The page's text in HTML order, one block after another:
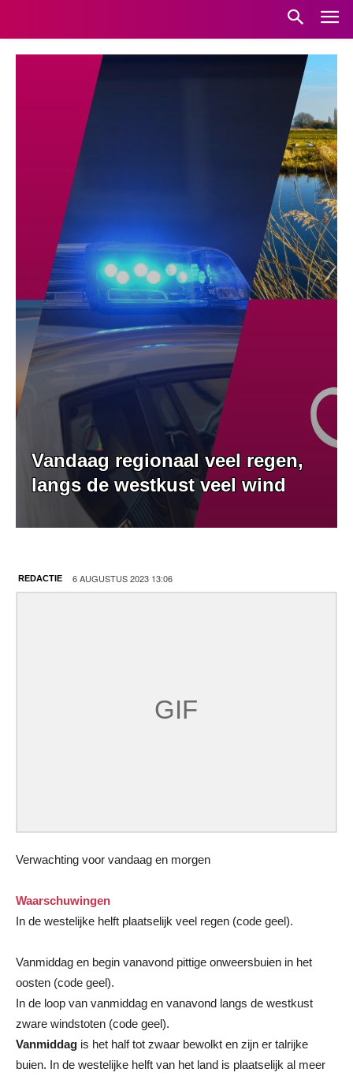
Vandaag regionaal veel regen,
langs de westkust veel wind
REDACTIE 6 AUGUSTUS 2023 13:06
Verwachting voor vandaag en morgen
Waarschuwingen
In de westelijke helft plaatselijk veel regen (code geel).
Vanmiddag en begin vanavond pittige onweersbuien in het
oosten (code geel).
In de loop van vanmiddag en vanavond langs de westkust
zware windstoten (code geel).
Vanmiddag is het half tot zwaar bewolkt en zijn er talrijke
buien. In de westelijke helft van het land is plaatselijk al meer